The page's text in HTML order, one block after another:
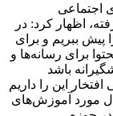
اجتماعی
اظهار کرد: در
پیش ببریم و برای
برای رسانه‌ها و
باشد
این را داریم
مورد آموزش‌های